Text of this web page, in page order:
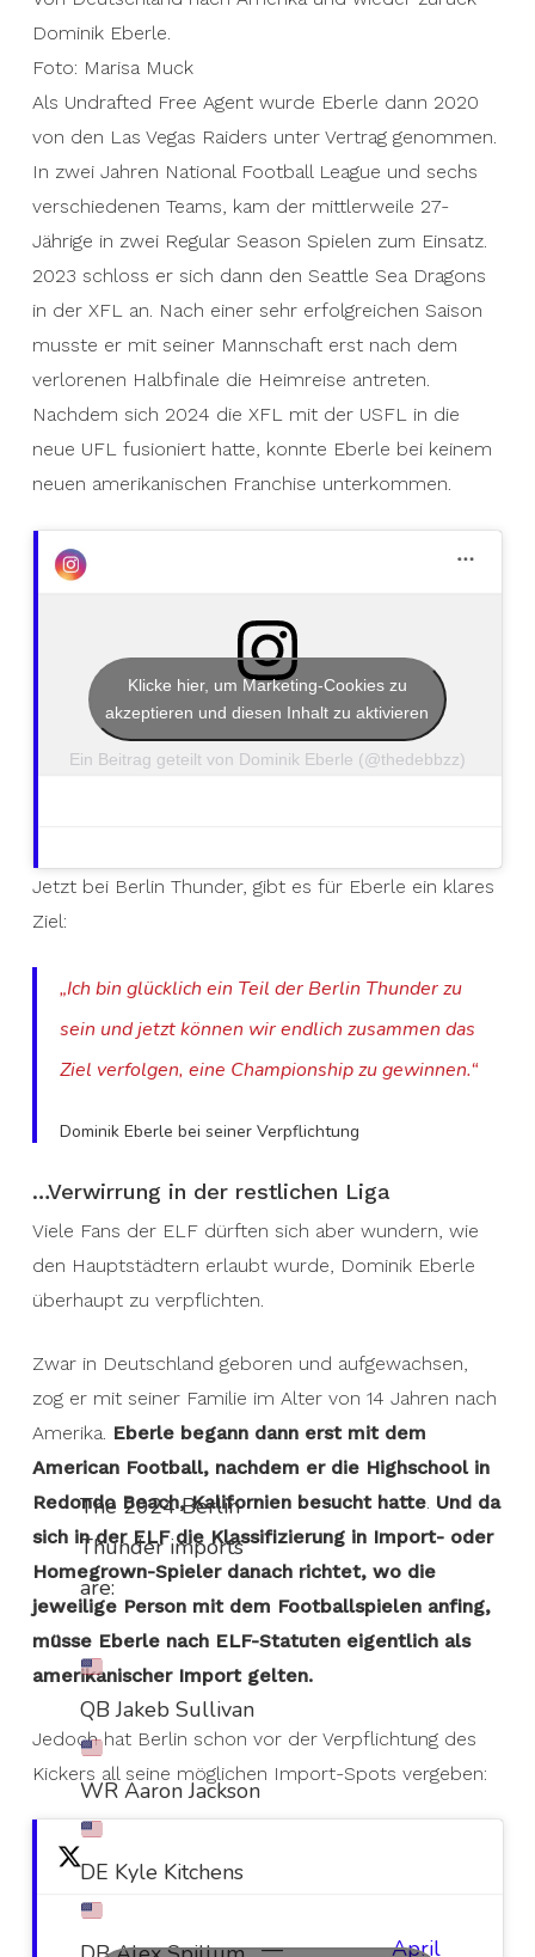
Dominik Eberle.
Foto: Marisa Muck
Als Undrafted Free Agent wurde Eberle dann 2020
von den Las Vegas Raiders unter Vertrag genommen.
In zwei Jahren National Football League und sechs
verschiedenen Teams, kam der mittlerweile 27-
Jährige in zwei Regular Season Spielen zum Einsatz.
2023 schloss er sich dann den Seattle Sea Dragons
in der XFL an. Nach einer sehr erfolgreichen Saison
musste er mit seiner Mannschaft erst nach dem
verlorenen Halbfinale die Heimreise antreten.
Nachdem sich 2024 die XFL mit der USFL in die
neue UFL fusioniert hatte, konnte Eberle bei keinem
neuen amerikanischen Franchise unterkommen.
Ein Beitrag geteilt von Dominik Eberle (@thedebbzz)
Klicke hier, um Marketing-Cookies zu
akzeptieren und diesen Inhalt zu aktivieren
Jetzt bei Berlin Thunder, gibt es für Eberle ein klares
Ziel:
„Ich bin glücklich ein Teil der Berlin Thunder zu
sein und jetzt können wir endlich zusammen das
Ziel verfolgen, eine Championship zu gewinnen.“
Dominik Eberle bei seiner Verpflichtung
…Verwirrung in der restlichen Liga
Viele Fans der ELF dürften sich aber wundern, wie
den Hauptstädtern erlaubt wurde, Dominik Eberle
überhaupt zu verpflichten.
Zwar in Deutschland geboren und aufgewachsen,
zog er mit seiner Familie im Alter von 14 Jahren nach
Amerika. Eberle begann dann erst mit dem
American Football, nachdem er die Highschool in
Redondo Beach, Kalifornien besucht hatte. Und da
sich in der ELF die Klassifizierung in Import- oder
Homegrown-Spieler danach richtet, wo die
jeweilige Person mit dem Footballspielen anfing,
müsse Eberle nach ELF-Statuten eigentlich als
amerikanischer Import gelten.
Jedoch hat Berlin schon vor der Verpflichtung des
Kickers all seine möglichen Import-Spots vergeben:
The 2024 Berlin
Thunder imports
are:
QB Jakeb Sullivan
WR Aaron Jackson
DE Kyle Kitchens
—
April